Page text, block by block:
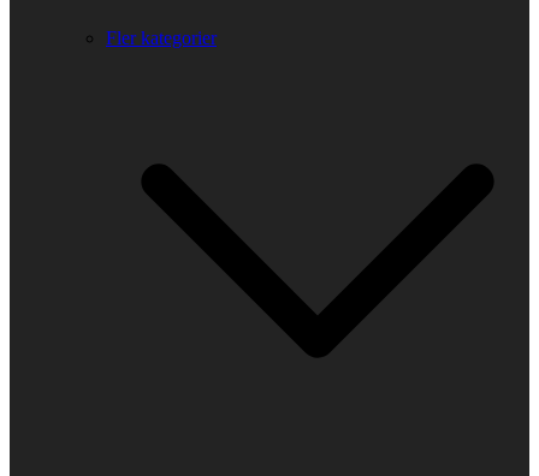
Fler kategorier